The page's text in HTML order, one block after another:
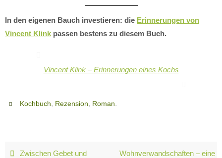
In den eigenen Bauch investieren: die Erinnerungen von
Vincent Klink passen bestens zu diesem Buch.
Vincent Klink – Erinnerungen eines Kochs
Kochbuch, Rezension, Roman.
Zwischen Gebet und
Wohnverwandschaften – eine